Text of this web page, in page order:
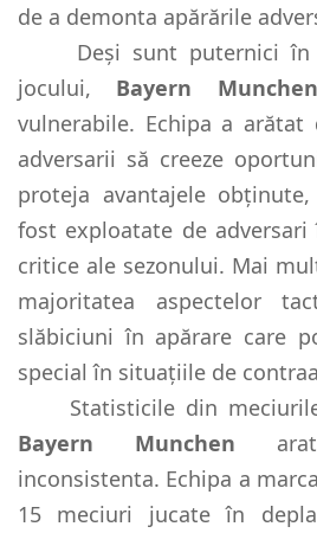
de a demonta apărările
Deși sunt puternici
jocului, Bayern Munchen
vulnerabile. Echipa a
adversarii să creeze
proteja avantajele
fost exploatate de
critice ale sezonului. Mai
majoritatea aspectelor
slăbiciuni în apărare care
special în situațiile de
Statisticile din
Bayern Munchen
inconsistenta. Echipa a
15 meciuri jucate în